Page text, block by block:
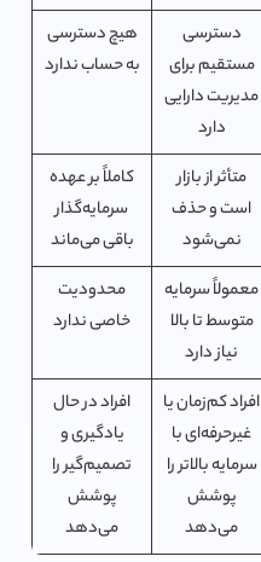
دسترسی
مستقیم برای
مدیریت دارایی
دارد
هیچ دسترسی
به حساب ندارد
متأثر از بازار
است و حذف
نمی‌شود
کاملاً بر عهده
سرمایه‌گذار
باقی می‌ماند
معمولاً سرمایه
متوسط تا بالا
نیاز دارد
محدودیت
خاصی ندارد
افراد کم‌زمان یا
غیرحرفه‌ای با
سرمایه بالاتر را
پوشش
می‌دهد
افراد در حال
یادگیری و
تصمیم‌گیر را
پوشش
می‌دهد